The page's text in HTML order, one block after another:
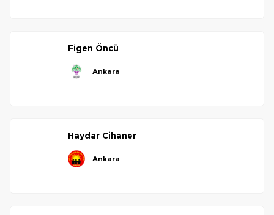
figen öncü
ankara
haydar cihaner
ankara